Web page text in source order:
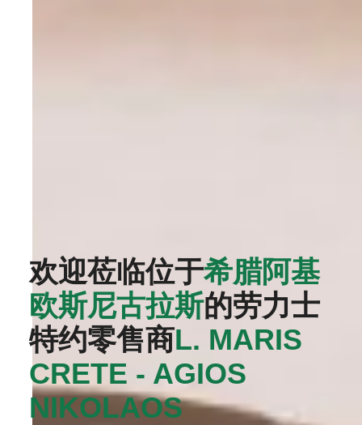
欢迎莅临位于希腊阿基
欧斯尼古拉斯的劳力士
特约零售商‭L. MARIS
CRETE - AGIOS
NIKOLAOS‬